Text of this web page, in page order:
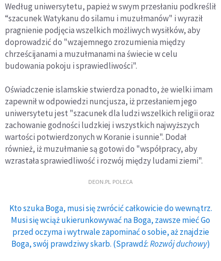
Według uniwersytetu, papież w swym przesłaniu podkreślił
“szacunek Watykanu do silamu i muzułmanów" i wyraził
pragnienie podjęcia wszelkich możliwych wysiłków, aby
doprowadzić do "wzajemnego zrozumienia między
chrześcijanami a muzułmanami na świecie w celu
budowania pokoju i sprawiedliwości".
Oświadczenie islamskie stwierdza ponadto, że wielki imam
zapewnił w odpowiedzi nuncjusza, iż przesłaniem jego
uniwersytetu jest "szacunek dla ludzi wszelkich religii oraz
zachowanie godności ludzkiej i wszystkich najwyższych
wartości potwierdzonych w Koranie i sunnie". Dodał
również, iż muzułmanie są gotowi do "współpracy, aby
wzrastała sprawiedliwość i rozwój między ludami ziemi".
DEON.PL POLECA
Kto szuka Boga, musi się zwrócić całkowicie do wewnątrz.
Musi się wciąż ukierunkowywać na Boga, zawsze mieć Go
przed oczyma i wytrwale zapominać o sobie, aż znajdzie
Boga, swój prawdziwy skarb. (Sprawdź:Rozwój duchowy)